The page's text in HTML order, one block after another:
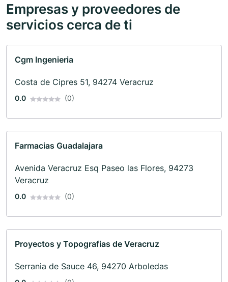
Empresas y proveedores de
servicios cerca de ti
Cgm Ingenieria
Costa de Cipres 51, 94274 Veracruz
0.0 (0)
Farmacias Guadalajara
Avenida Veracruz Esq Paseo las Flores, 94273
Veracruz
0.0 (0)
Proyectos y Topografias de Veracruz
Serrania de Sauce 46, 94270 Arboledas